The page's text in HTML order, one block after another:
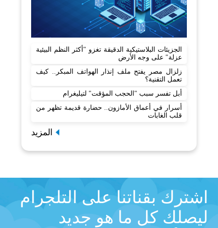
الجزيئات البلاستيكية الدقيقة تغزو "أكثر النظم البيئية
عزلة" على وجه الأرض
زلزال مصر يفتح ملف إنذار الهواتف المبكر.. كيف
تعمل التقنية؟
أبل تفسر سبب "الحجب المؤقت" لتيليغرام
أسرار في أعماق الأمازون.. حضارة قديمة تظهر من
قلب الغابات
المزيد
اشترك بقناتنا على التلجرام
ليصلك كل ما هو جديد